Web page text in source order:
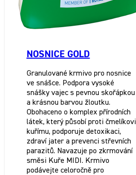
NOSNICE GOLD
Granulované krmivo pro nosnice
ve snášce. Podpora vysoké
snášky vajec s pevnou skořápkou
a krásnou barvou žloutku.
Obohaceno o komplex přírodních
látek, který působí proti čmelíkovi
kuřímu, podporuje detoxikaci,
zdraví jater a prevenci střevních
parazitů. Navazuje po zkrmování
směsi Kuře MIDI. Krmivo
podávejte celoročně pro